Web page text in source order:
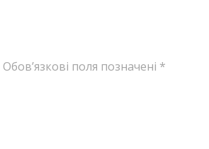
Обов’язкові поля позначені *